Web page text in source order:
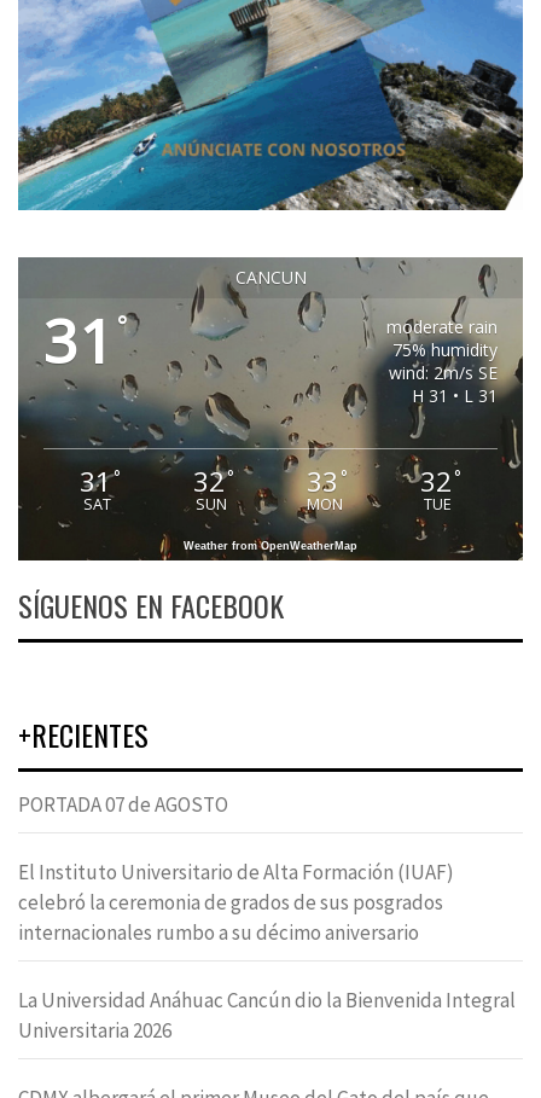
CANCUN
31 °
moderate rain
75% humidity
wind: 2m/s SE
H 31 • L 31
31°
SAT
32°
SUN
33 °
MON
32°
TUE
Weather from OpenWeatherMap
SÍGUENOS EN FACEBOOK
+RECIENTES
PORTADA 07 de AGOSTO
El Instituto Universitario de Alta Formación (IUAF)
celebró la ceremonia de grados de sus posgrados
internacionales rumbo a su décimo aniversario
La Universidad Anáhuac Cancún dio la Bienvenida Integral
Universitaria 2026